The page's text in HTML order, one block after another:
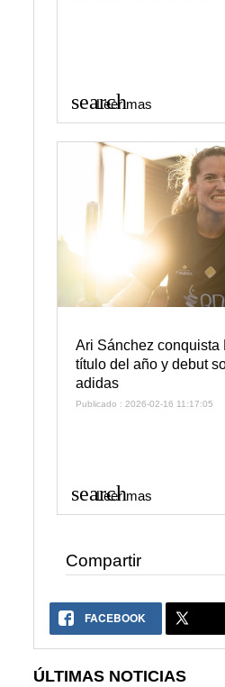
search
Leer mas
Ari Sánchez conquista
título del año y debut
adidas
Publicado : 2026-02-16 11:17:05
search
Leer mas
Compartir
FACEBOOK
ÚLTIMAS NOTICIAS